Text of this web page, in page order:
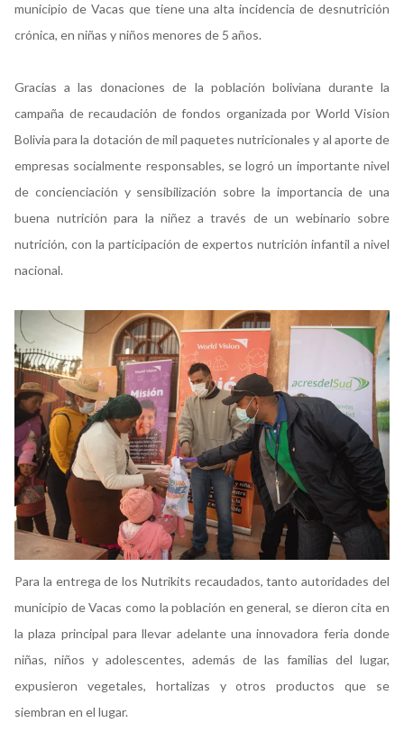
municipio de Vacas que tiene una alta incidencia de desnutrición
crónica, en niñas y niños menores de 5 años.
Gracias a las donaciones de la población boliviana durante la
campaña de recaudación de fondos organizada por World Vision
Bolivia para la dotación de mil paquetes nutricionales y al aporte de
empresas socialmente responsables, se logró un importante nivel
de concienciación y sensibilización sobre la importancia de una
buena nutrición para la niñez a través de un webinario sobre
nutrición, con la participación de expertos nutrición infantil a nivel
nacional.
Para la entrega de los Nutrikits recaudados, tanto autoridades del
municipio de Vacas como la población en general, se dieron cita en
la plaza principal para llevar adelante una innovadora feria donde
niñas, niños y adolescentes, además de las familias del lugar,
expusieron vegetales, hortalizas y otros productos que se
siembran en el lugar.